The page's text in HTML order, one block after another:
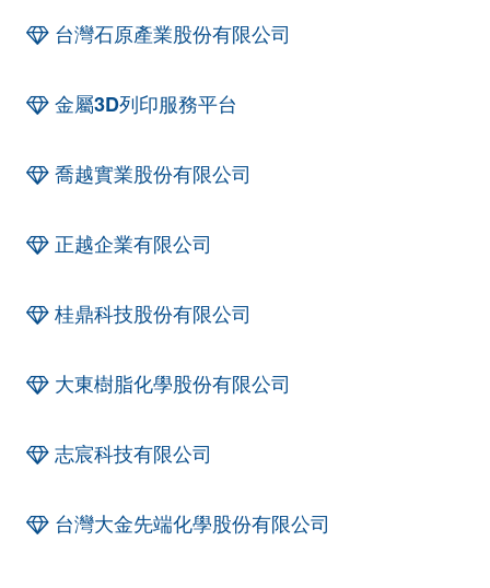
台灣石原產業股份有限公司
金屬3D列印服務平台
喬越實業股份有限公司
正越企業有限公司
桂鼎科技股份有限公司
大東樹脂化學股份有限公司
志宸科技有限公司
台灣大金先端化學股份有限公司